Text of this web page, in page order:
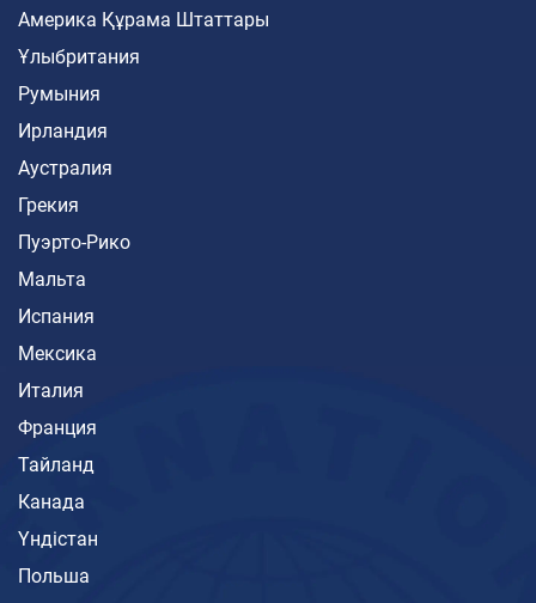
Америка Құрама Штаттары
Ұлыбритания
Румыния
Ирландия
Аустралия
Грекия
Пуэрто-Рико
Мальта
Испания
Мексика
Италия
Франция
Тайланд
Канада
Үндістан
Польша